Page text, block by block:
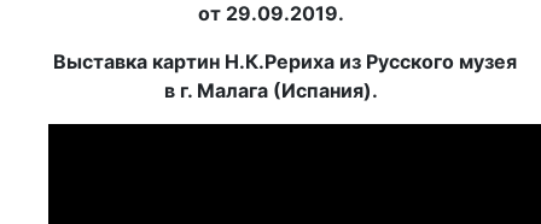
от 29.09.2019.
Выставка картин Н.К.Рериха из Русского музея
в г. Малага (Испания).